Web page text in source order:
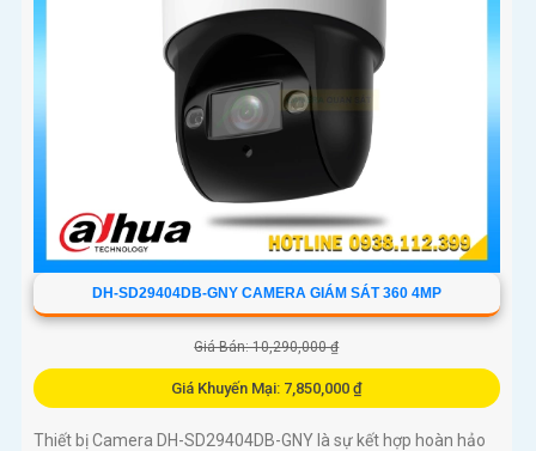
DH-SD29404DB-GNY CAMERA GIÁM SÁT 360 4MP
Giá Bán: 10,290,000 ₫
Giá Khuyến Mại: 7,850,000 ₫
Thiết bị Camera DH-SD29404DB-GNY là sự kết hợp hoàn hảo